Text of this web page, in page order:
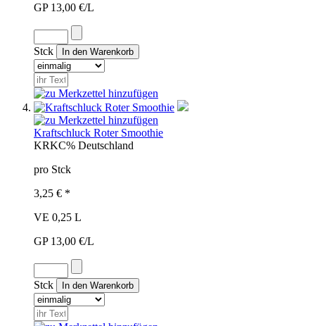
GP 13,00 €/L
Stck
Kraftschluck Roter Smoothie
KRKC% Deutschland
pro Stck
3,25 € *
VE 0,25 L
GP 13,00 €/L
Stck